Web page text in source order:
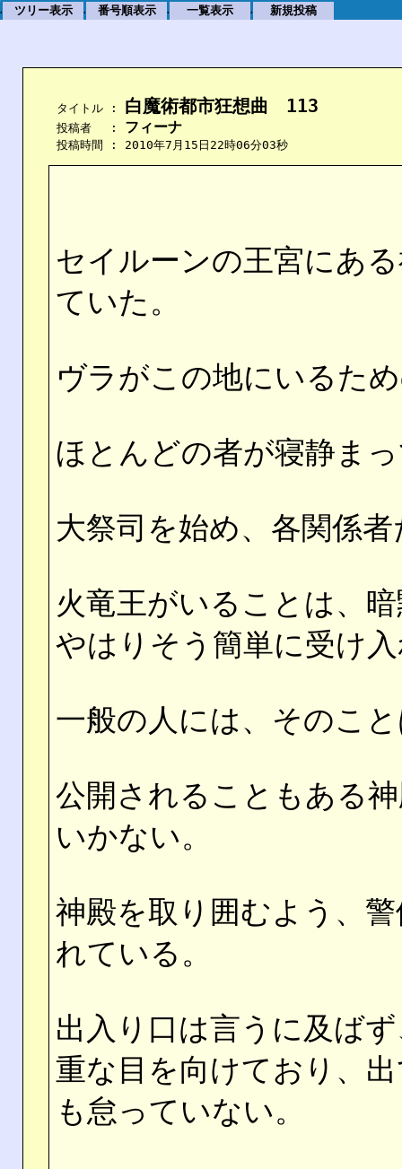
. ツリー表示 . 番号順表示 . 一覧表示 . 新規投稿
    タイトル :
白魔術都市狂想曲　113
    投稿者　 :
フィーナ
    投稿時間 : 2010年7月15日22時06分03秒
セイルーンの王宮にあ
ていた。
ヴラがこの地にいるた
ほとんどの者が寝静ま
大祭司を始め、各関係
火竜王がいることは、
やはりそう簡単に受け
一般の人には、そのこ
公開されることもある
いかない。
神殿を取り囲むよう、
れている。
出入り口は言うに及ば
重な目を向けており、
も怠っていない。